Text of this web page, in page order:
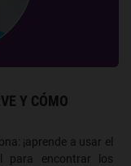
Y CÓMO
¡aprende a usar el
para encontrar los